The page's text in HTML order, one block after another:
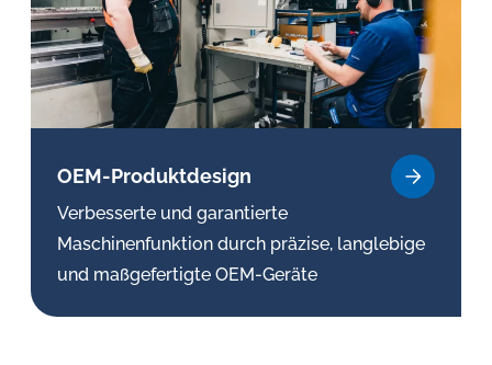
OEM-Pro­dukt­de­sign
Verbesserte und garantierte
Maschinenfunktion durch präzise, langlebige
und maßgefertigte OEM-Geräte